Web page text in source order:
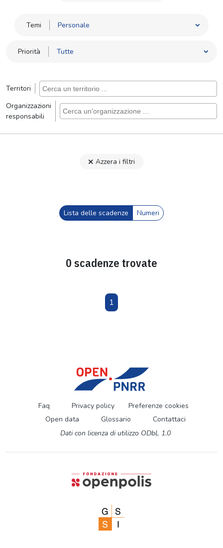
Temi
Priorità
Territori
Organizzazioni
responsabili
Azzera i filtri
Lista delle scadenze Numeri
0 scadenze trovate
1
Faq Privacy policy
Preferenze cookies
Open data
Glossario
Contattaci
Dati con licenza di utilizzo ODbL 1.0